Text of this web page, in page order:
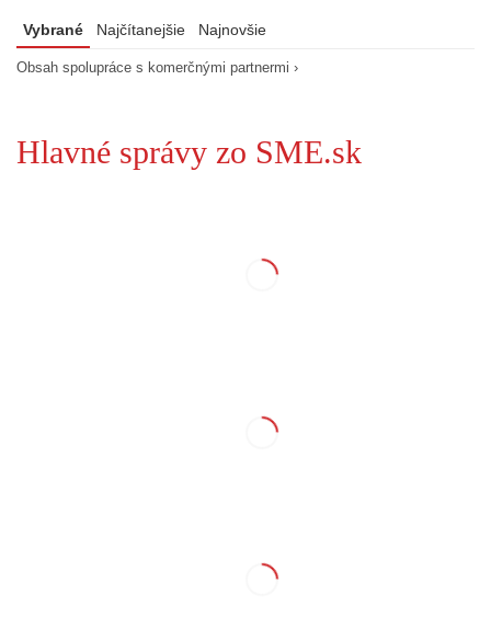
Vybrané Najčítanejšie Najnovšie
Obsah spolupráce s komerčnými partnermi ›
Hlavné správy zo SME.sk